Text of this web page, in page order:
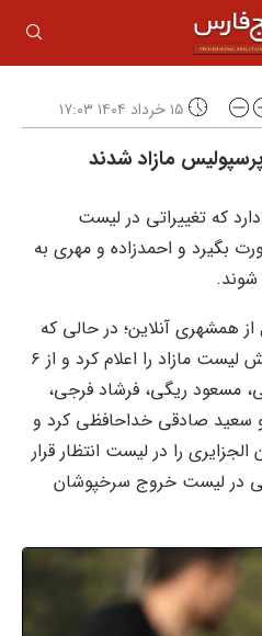
۱۵ خرداد ۱۴۰۴ ۱۷:۰۳
مازاد شدند
که تغییراتی در لیست
بگیرد و احمدزاده و مهری به
همشهری آنلاین؛ در حالی که
باشگاه پرسپولیس چند روز پیش لیست مازاد را اعلام کرد و از ۶
مسعود ریگی، فرشاد فرجی،
و سعید صادقی خداحافظی کرد و
را در لیست انتظار قرار
در لیست خروج سرخپوشان